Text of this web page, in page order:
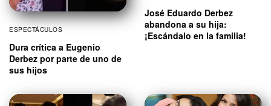
ESPECTÁCULOS
Dura crítica a Eugenio
Derbez por parte de uno de
sus hijos
José Eduardo Derbez
abandona a su hija:
¡Escándalo en la familia!